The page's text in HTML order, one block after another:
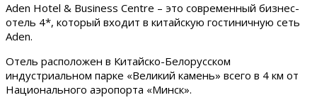
Aden Hotel & Business Centre – это современный бизнес-
отель 4*, который входит в китайскую гостиничную сеть
Aden.
Отель расположен в Китайско-Белорусском
индустриальном парке «Великий камень» всего в 4 км от
Национального аэропорта «Минск».